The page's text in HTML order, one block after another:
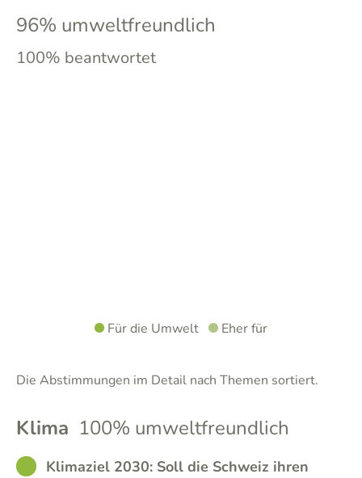
96% umweltfreundlich
100% beantwortet
Für die Umwelt Eher für
Die Abstimmungen im Detail nach Themen sortiert.
Klima 100% umweltfreundlich
GOODKlimaziel 2030: Soll die Schweiz ihren